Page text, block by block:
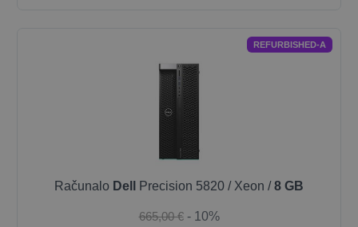
REFURBISHED-A
Računalo Dell Precision 5820 / Xeon /8 GB
665,00 € - 10%